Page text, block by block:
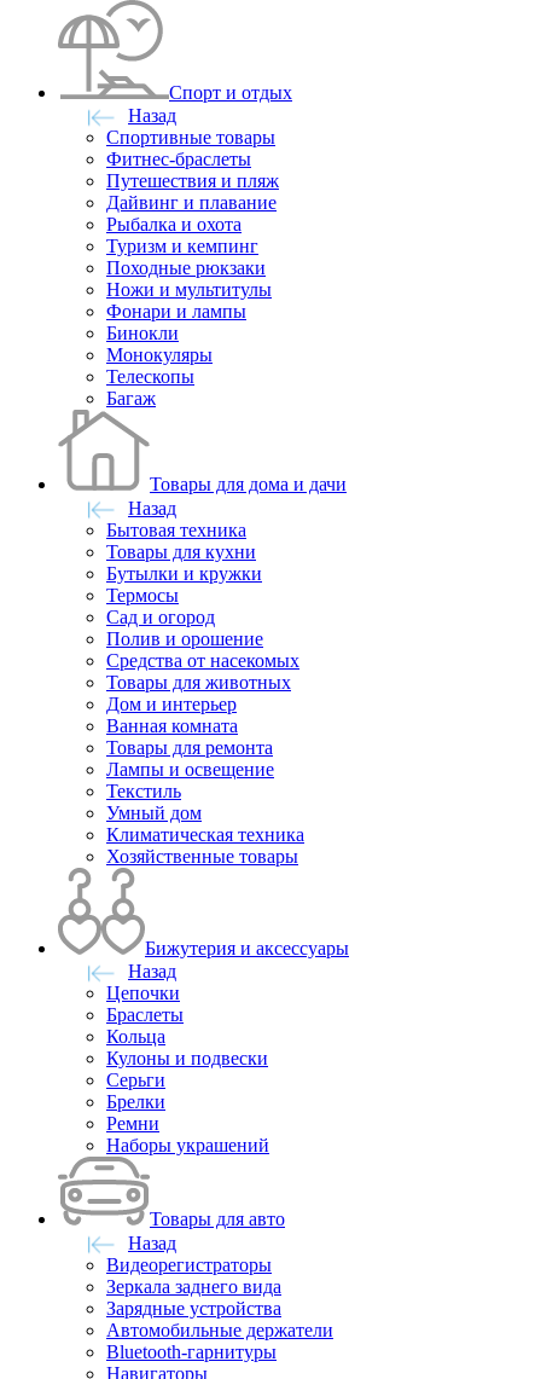
Спорт и отдых
Назад
Спортивные товары
Фитнес-браслеты
Путешествия и пляж
Дайвинг и плавание
Рыбалка и охота
Туризм и кемпинг
Походные рюкзаки
Ножи и мультитулы
Фонари и лампы
Бинокли
Монокуляры
Телескопы
Багаж
Товары для дома и дачи
Назад
Бытовая техника
Товары для кухни
Бутылки и кружки
Термосы
Сад и огород
Полив и орошение
Средства от насекомых
Товары для животных
Дом и интерьер
Ванная комната
Товары для ремонта
Лампы и освещение
Текстиль
Умный дом
Климатическая техника
Хозяйственные товары
Бижутерия и аксессуары
Назад
Цепочки
Браслеты
Кольца
Кулоны и подвески
Серьги
Брелки
Ремни
Наборы украшений
Товары для авто
Назад
Видеорегистраторы
Зеркала заднего вида
Зарядные устройства
Автомобильные держатели
Bluetooth-гарнитуры
Навигаторы